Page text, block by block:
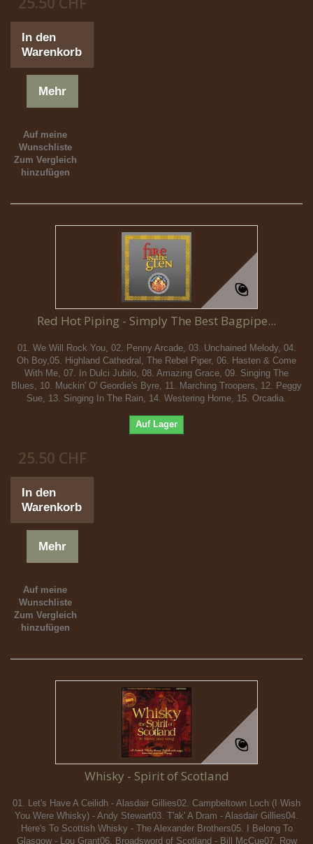
In den
Warenkorb
Mehr
Auf meine
Wunschliste
Zum Vergleich
hinzufügen
Red Hot Piping - Simply The Best Bagpipe...
01. We Will Rock You, 02. Penny Arcade, 03. Unchained Melody, 04.
Oh Boy,05. Highland Cathedral, The Rebel Piper, 06. Hasten & Come
With Me, 07. In Dulci Jubilo, 08. Amazing Grace, 09. Singing The
Blues, 10. Muckin' O' Geordie's Byre, 11. Marching Troopers, 12. Peggy
Sue, 13. Singing In The Rain, 14. Westering Home, 15. Orcadia.
Auf Lager
25.50 CHF
In den
Warenkorb
Mehr
Auf meine
Wunschliste
Zum Vergleich
hinzufügen
Whisky - Spirit of Scotland
01. Let's Have A Ceilidh - Alasdair Gillies02. Campbeltown Loch (I Wish
You Were Whisky) - Andy Stewart03. T'ak' A Dram - Alasdair Gillies04.
Here's To Scottish Whisky - The Alexander Brothers05. I Belong To
Glasgow - Lou Grant06. Broadsword of Scotland - Bill McCue07. Row